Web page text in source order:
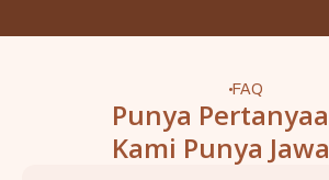
FAQ
Punya
Kami Punya